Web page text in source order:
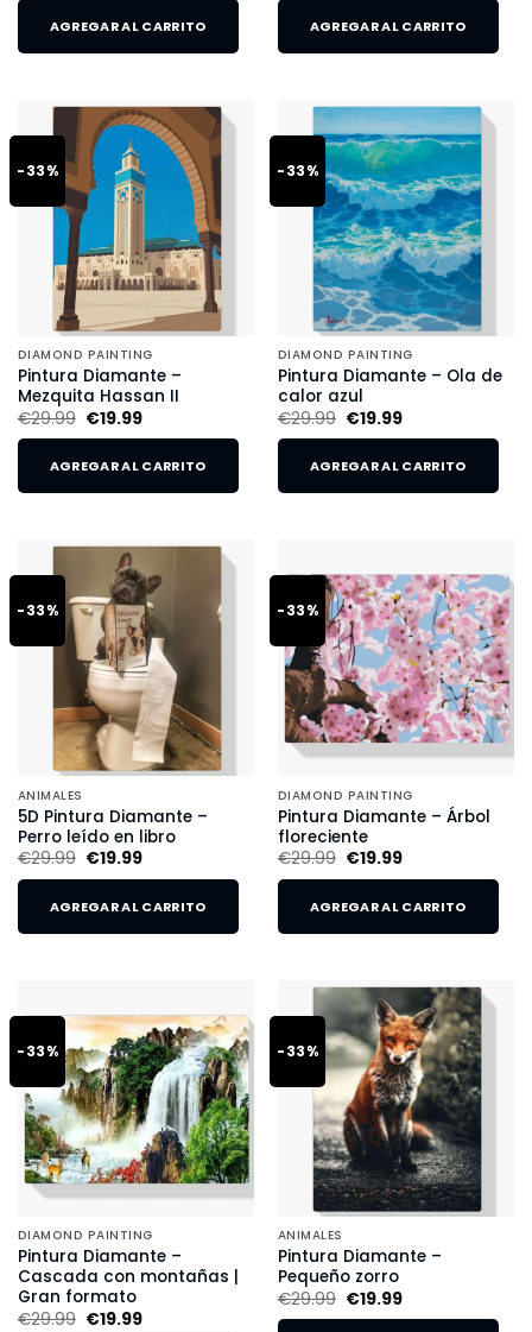
AGREGAR AL CARRITO AGREGAR AL CARRITO
-33%
DIAMOND PAINTING
Pintura Diamante –
Mezquita Hassan II
€29.99 €19.99
AGREGAR AL CARRITO
-33%
DIAMOND PAINTING
Pintura Diamante – Ola de
calor azul
€29.99 €19.99
AGREGAR AL CARRITO
-33%
ANIMALES
5D Pintura Diamante –
Perro leído en libro
€29.99 €19.99
AGREGAR AL CARRITO
-33%
DIAMOND PAINTING
Pintura Diamante – Árbol
floreciente
€29.99 €19.99
AGREGAR AL CARRITO
-33%
DIAMOND PAINTING
Pintura Diamante –
Cascada con montañas |
Gran formato
€29.99 €19.99
-33%
ANIMALES
Pintura Diamante –
Pequeño zorro
€29.99 €19.99